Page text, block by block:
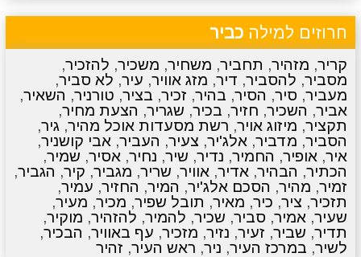
חרוזים למילה כביר
קריר, מזהיר, תחביר, משחיר, משכיר, להזכיר,
מסביר, להסביר, דיר, מזג אוויר, עיר, לא סביר,
מעביר, סיר, הסיר, בהיר, זכיר, בציר, טורניר, השאיר,
אביר, השכיר, חזיר, בכיר, שגריר, הצעת מחיר,
תקציר, מיזוג אויר, רשת מסעדות אוכל מהיר, גיר,
הסביר, מדביר, אלג'יר, צעיר, העביר, אבי קושניר,
איר, אופיר, החמיר, נדיר, שיר, נחיר, אסיר, שמיר,
הכתיר, הבהיר, אדיר, אוויר, שריר, מגביר, קיר, הגביר,
זמיר, מהיר, הסכם אלג'יר, המיר, החזיר, עמיר,
תזכיר, ציר, כיר, מאיר, תובל שפיר, מכיר, מעיר,
שעיר, אמיר, סביר, שכיר, להמיר, להזהיר, מוקיר,
תדיר, שביר, זעיר, נזיר, מזכיר, עף באוויר, הבכיר,
לשיר, במרכז העיר, ניר, ראש העיר, זהיר